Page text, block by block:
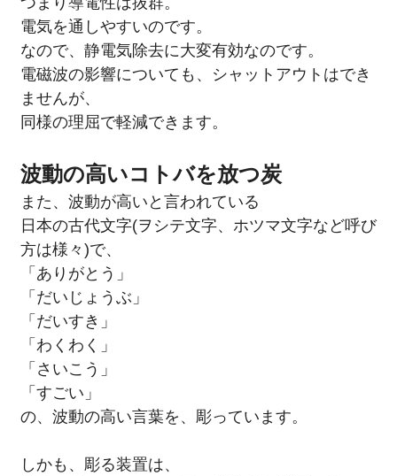
電気を通しやすいのです。
なので、静電気除去に大変有効なのです。
電磁波の影響についても、シャットアウトはでき
ませんが、
同様の理屈で軽減できます。
波動の高いコトバを放つ炭
また、波動が高いと言われている
日本の古代文字(ヲシテ文字、ホツマ文字など呼び
方は様々)で、
「ありがとう」
「だいじょうぶ」
「だいすき」
「わくわく」
「さいこう」
「すごい」
の、波動の高い言葉を、彫っています。
しかも、彫る装置は、